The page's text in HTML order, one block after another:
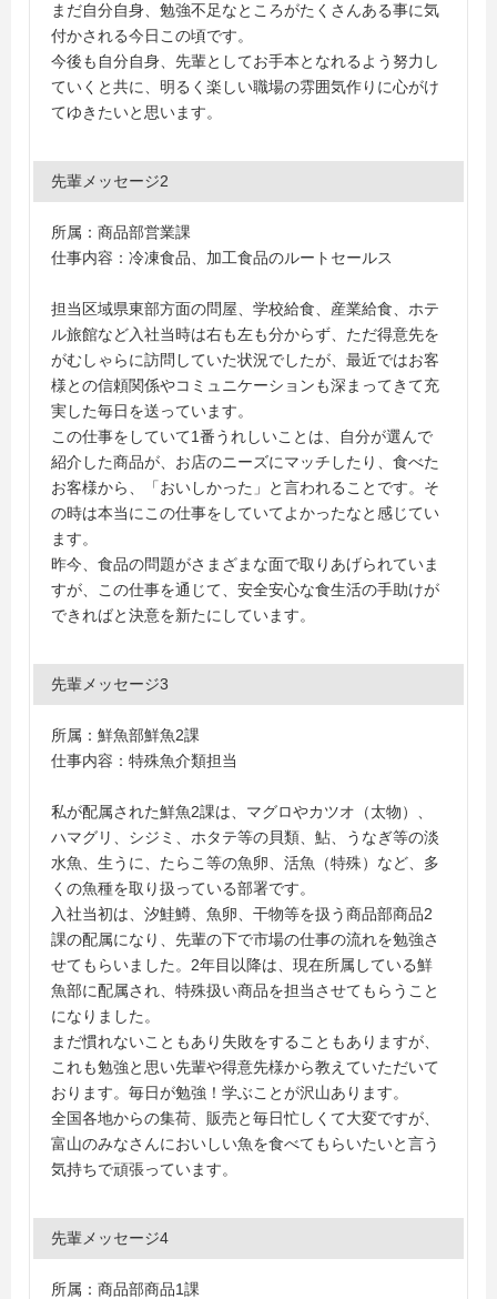
まだ自分自身、勉強不足なところがたくさんある事に気
付かされる今日この頃です。
今後も自分自身、先輩としてお手本となれるよう努力し
ていくと共に、明るく楽しい職場の雰囲気作りに心がけ
てゆきたいと思います。
先輩メッセージ2
所属：商品部営業課
仕事内容：冷凍食品、加工食品のルートセールス
担当区域県東部方面の問屋、学校給食、産業給食、ホテ
ル旅館など入社当時は右も左も分からず、ただ得意先を
がむしゃらに訪問していた状況でしたが、最近ではお客
様との信頼関係やコミュニケーションも深まってきて充
実した毎日を送っています。
この仕事をしていて1番うれしいことは、自分が選んで
紹介した商品が、お店のニーズにマッチしたり、食べた
お客様から、「おいしかった」と言われることです。そ
の時は本当にこの仕事をしていてよかったなと感じてい
ます。
昨今、食品の問題がさまざまな面で取りあげられていま
すが、この仕事を通じて、安全安心な食生活の手助けが
できればと決意を新たにしています。
先輩メッセージ3
所属：鮮魚部鮮魚2課
仕事内容：特殊魚介類担当
私が配属された鮮魚2課は、マグロやカツオ（太物）、
ハマグリ、シジミ、ホタテ等の貝類、鮎、うなぎ等の淡
水魚、生うに、たらこ等の魚卵、活魚（特殊）など、多
くの魚種を取り扱っている部署です。
入社当初は、汐鮭鱒、魚卵、干物等を扱う商品部商品2
課の配属になり、先輩の下で市場の仕事の流れを勉強さ
せてもらいました。2年目以降は、現在所属している鮮
魚部に配属され、特殊扱い商品を担当させてもらうこと
になりました。
まだ慣れないこともあり失敗をすることもありますが、
これも勉強と思い先輩や得意先様から教えていただいて
おります。毎日が勉強！学ぶことが沢山あります。
全国各地からの集荷、販売と毎日忙しくて大変ですが、
富山のみなさんにおいしい魚を食べてもらいたいと言う
気持ちで頑張っています。
先輩メッセージ4
所属：商品部商品1課